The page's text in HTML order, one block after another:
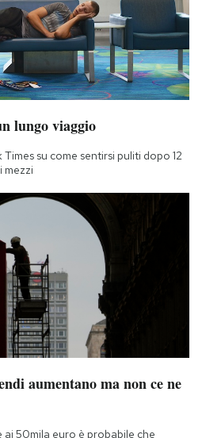
lungo viaggio
su come sentirsi puliti dopo 12
mezzi
aumentano ma non ce ne
50mila euro è probabile che